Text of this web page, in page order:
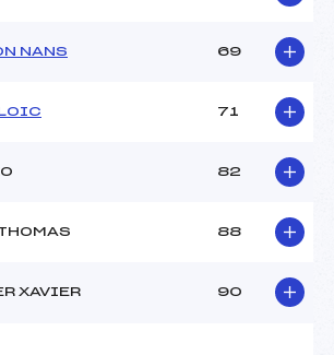
NANS 69
71
82
88
XAVIER 90